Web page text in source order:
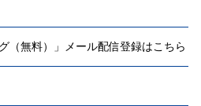
（無料）」メール配信登録はこちら